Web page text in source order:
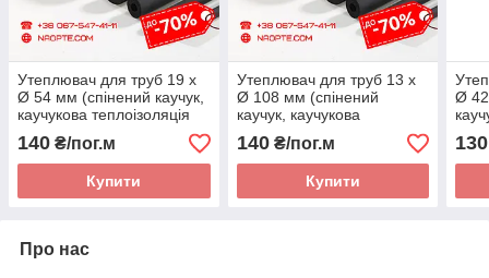
Утеплювач для труб 19 х
Ø 54 мм (спінений каучук,
каучукова теплоізоляція
140 ₴/пог.м
Купити
Утеплювач для труб 13 х
Ø 108 мм (спінений
каучук, каучукова
140₴/пог.м
Купити
Ø 42
130
Про нас